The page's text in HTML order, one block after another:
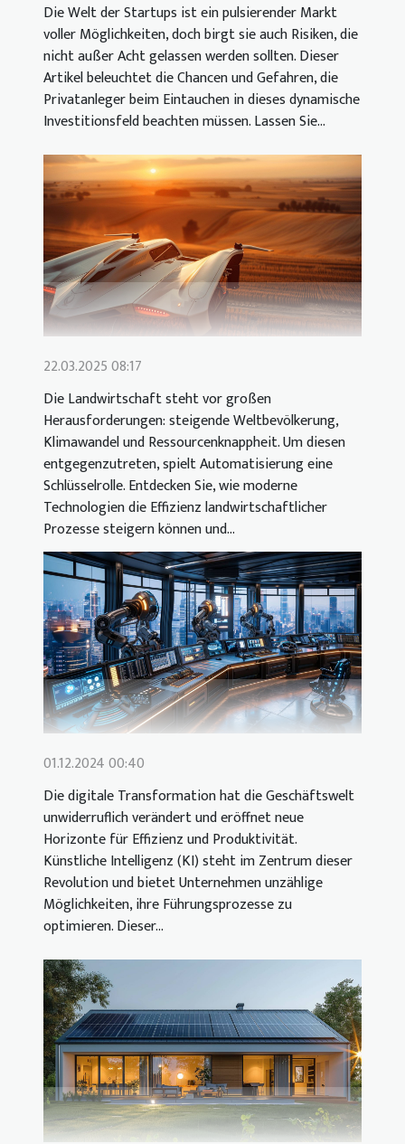
Die Welt der Startups ist ein pulsierender Markt
voller Möglichkeiten, doch birgt sie auch Risiken, die
nicht außer Acht gelassen werden sollten. Dieser
Artikel beleuchtet die Chancen und Gefahren, die
Privatanleger beim Eintauchen in dieses dynamische
Investitionsfeld beachten müssen. Lassen Sie...
22.03.2025 08:17
Die Landwirtschaft steht vor großen
Herausforderungen: steigende Weltbevölkerung,
Klimawandel und Ressourcenknappheit. Um diesen
entgegenzutreten, spielt Automatisierung eine
Schlüsselrolle. Entdecken Sie, wie moderne
Technologien die Effizienz landwirtschaftlicher
Prozesse steigern können und...
01.12.2024 00:40
Die digitale Transformation hat die Geschäftswelt
unwiderruflich verändert und eröffnet neue
Horizonte für Effizienz und Produktivität.
Künstliche Intelligenz (KI) steht im Zentrum dieser
Revolution und bietet Unternehmen unzählige
Möglichkeiten, ihre Führungsprozesse zu
optimieren. Dieser...